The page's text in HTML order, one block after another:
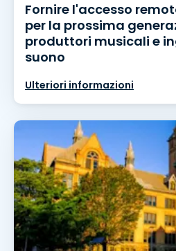
Fornire l'accesso
per la prossima
produttori musicali e
suono
Ulteriori informazioni